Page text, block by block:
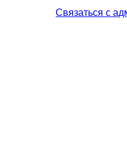
Связаться с